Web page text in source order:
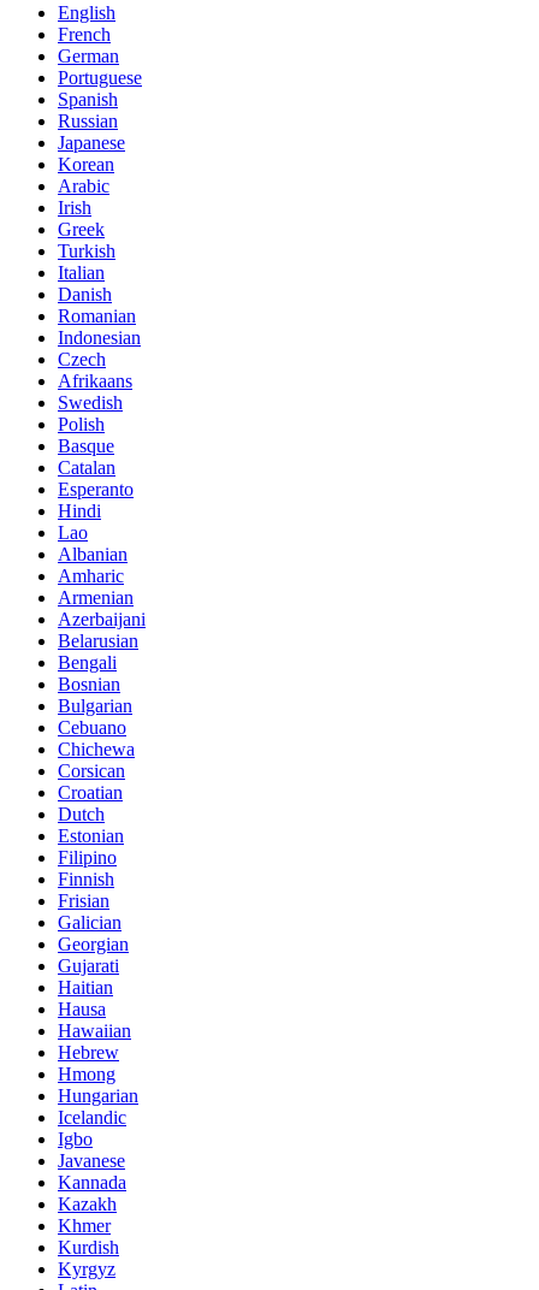
English
French
German
Portuguese
Spanish
Russian
Japanese
Korean
Arabic
Irish
Greek
Turkish
Italian
Danish
Romanian
Indonesian
Czech
Afrikaans
Swedish
Polish
Basque
Catalan
Esperanto
Hindi
Lao
Albanian
Amharic
Armenian
Azerbaijani
Belarusian
Bengali
Bosnian
Bulgarian
Cebuano
Chichewa
Corsican
Croatian
Dutch
Estonian
Filipino
Finnish
Frisian
Galician
Georgian
Gujarati
Haitian
Hausa
Hawaiian
Hebrew
Hmong
Hungarian
Icelandic
Igbo
Javanese
Kannada
Kazakh
Khmer
Kurdish
Kyrgyz